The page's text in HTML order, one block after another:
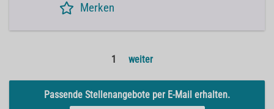
Merken
1 weiter
Passende Stellenangebote per E-Mail erhalten.